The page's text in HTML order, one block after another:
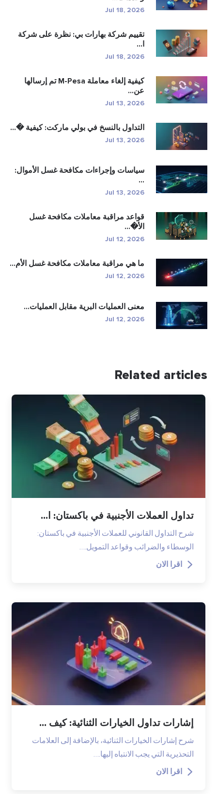
Jul 18, 2026
تقييم شركة بهارات بي: نظرة على شركة
ا...
Jul 18, 2026
كيفية إلغاء معاملة M-Pesa تم إرسالها
عن...
Jul 13, 2026
التداول بالنسخ في بولي ماركت: كيفية �...
Jul 13, 2026
سياسات وإجراءات مكافحة غسل الأموال:
...
Jul 13, 2026
قواعد مراقبة معاملات مكافحة غسل
الأ�...
Jul 12, 2026
ما هي مراقبة معاملات مكافحة غسل الأم...
Jul 12, 2026
معنى العمليات البرية مقابل العمليات...
Jul 12, 2026
Related articles
تداول العملات الأجنبية في باكستان: ا...
شرح التداول القانوني للعملات الأجنبية في باكستان:
الوسطاء والضرائب وقواعد التمويل.…
اقرا الان
إشارات تداول الخيارات الثنائية: كيف ...
شرح إشارات الخيارات الثنائية، بالإضافة إلى العلامات
التحذيرية التي يجب الانتباه إليها.…
اقرا الان